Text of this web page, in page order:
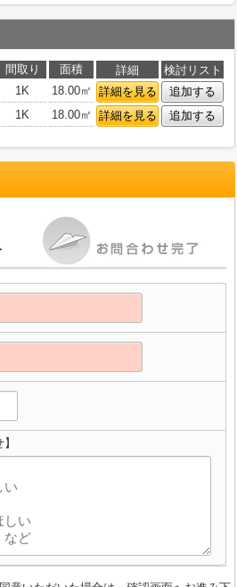
間取り 面積 詳細
検討リスト
1K 18.00㎡ 詳細を見る
追加する
1K 18.00㎡ 詳細を見る 追加する